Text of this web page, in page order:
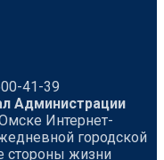
41-39
Администрации
Интернет-
городской
стороны жизни